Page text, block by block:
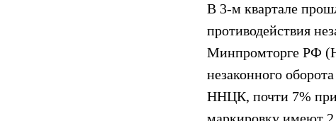
В 3-м квартале
противодействия
Минпромторге РФ
незаконного
ННЦК, почти 7%